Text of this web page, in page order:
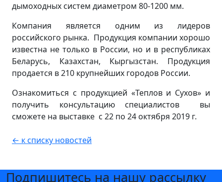
дымоходных систем диаметром 80-1200 мм.
Компания является одним из лидеров
российского рынка. Продукция компании хорошо
известна не только в России, но и в республиках
Беларусь, Казахстан, Кыргызстан. Продукция
продается в 210 крупнейших городов России.
Ознакомиться с продукцией «Теплов и Сухов» и
получить консультацию специалистов вы
сможете на выставке с 22 по 24 октября 2019 г.
← к списку новостей
Подпишитесь на нашу рассылку